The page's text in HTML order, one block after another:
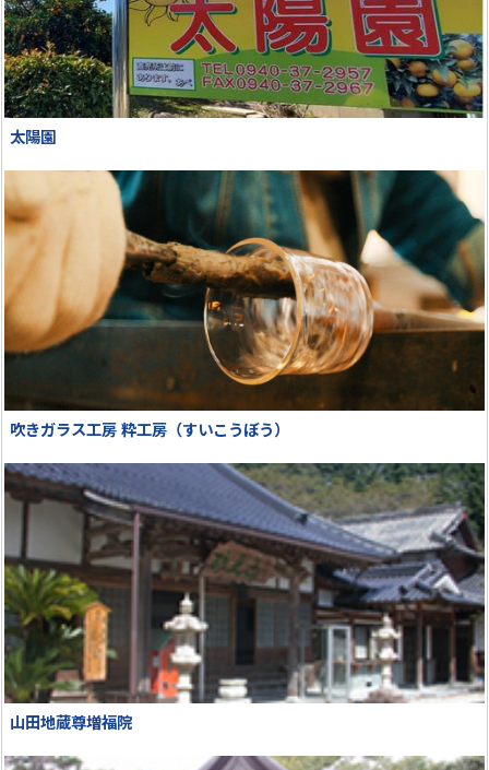
太陽園
吹きガラス工房 粋工房（すいこうぼう）
山田地蔵尊増福院